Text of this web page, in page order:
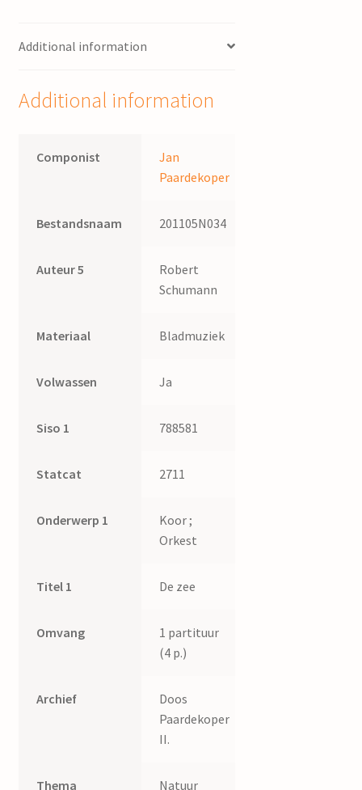
Paardekoper
Additional information
Additional information
Componist
Jan
Paardekoper
Bestandsnaam 201105N034
Auteur 5
Robert
Schumann
Materiaal Bladmuziek
Volwassen Ja
Siso 1 788581
Statcat 2711
Onderwerp 1
Koor ;
Orkest
Titel 1 De zee
Omvang
1 partituur
(4 p.)
Archief
Doos
Paardekoper
II.
Thema Natuur